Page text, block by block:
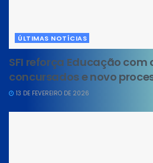
ÚLTIMAS NOTÍCIAS
SFI reforça Educação
concursados e novo
13 DE FEVEREIRO DE 2026